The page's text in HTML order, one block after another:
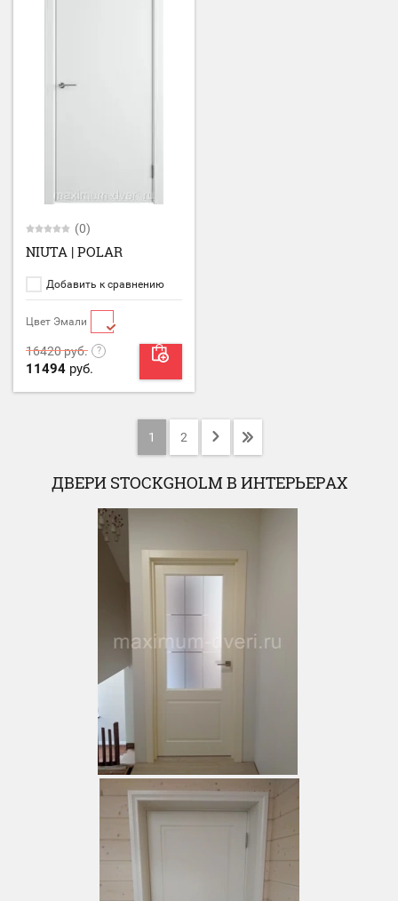
(0)
NIUTA | POLAR
Добавить к сравнению
Цвет Эмали
16420руб.
11494 руб.
1 2
ДВЕРИ STOCKGHOLM В ИНТЕРЬЕРАХ